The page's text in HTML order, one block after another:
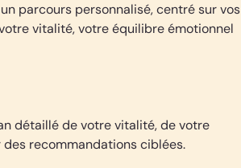
parcours personnalisé, centré sur vos
vitalité, votre équilibre émotionnel
détaillé de votre vitalité, de votre
recommandations ciblées.